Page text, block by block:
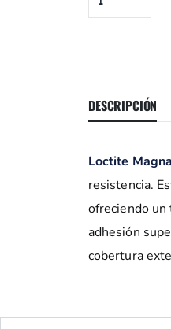
DESCRIPCIÓN
Loctite
resistencia.
ofreciendo un
adhesión
cobertura